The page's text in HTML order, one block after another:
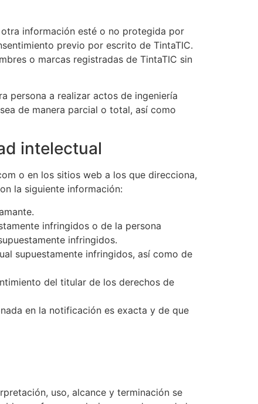
información esté o no protegida por
previo por escrito de TintaTIC.
o marcas registradas de TintaTIC sin
persona a realizar actos de ingeniería
de manera parcial o total, así como
intelectual
o en los sitios web a los que direcciona,
la siguiente información:
infringidos o de la persona
infringidos.
supuestamente infringidos, así como de
del titular de los derechos de
en la notificación es exacta y de que
uso, alcance y terminación se